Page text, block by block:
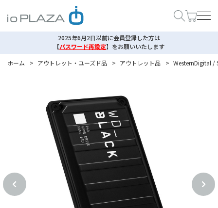
2025年6月2日以前に会員登録した方は
【パスワード再設定】 をお願いいたします
ホーム
> アウトレット・ユーズド品 > アウトレット品 > WesternDigital /